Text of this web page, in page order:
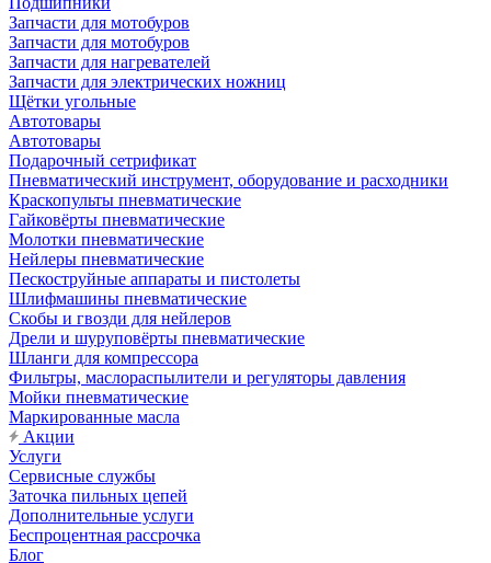
Запчасти для мотобуров
Запчасти для мотобуров
Запчасти для нагревателей
Запчасти для электрических ножниц
Щётки угольные
Автотовары
Автотовары
Подарочный сетрификат
Пневматический инструмент, оборудование и расходники
Краскопульты пневматические
Гайковёрты пневматические
Молотки пневматические
Нейлеры пневматические
Пескоструйные аппараты и пистолеты
Шлифмашины пневматические
Скобы и гвозди для нейлеров
Дрели и шуруповёрты пневматические
Шланги для компрессора
Фильтры, маслораспылители и регуляторы давления
Мойки пневматические
Маркированные масла
Акции
Услуги
Сервисные службы
Заточка пильных цепей
Дополнительные услуги
Беспроцентная рассрочка
Блог